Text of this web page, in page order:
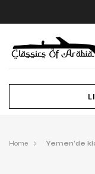
Home Yemen’de